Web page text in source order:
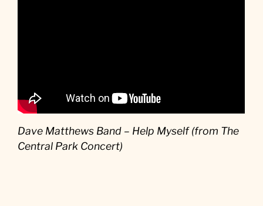
Dave Matthews Band – Help Myself (from The
Central Park Concert)